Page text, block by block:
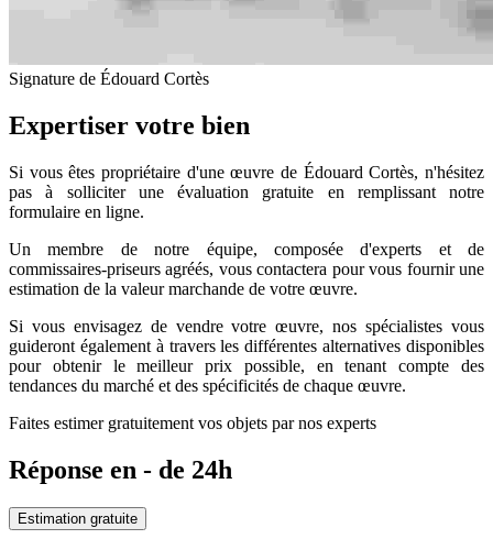
Signature de Édouard Cortès
Expertiser votre bien
Si vous êtes propriétaire d'une œuvre de Édouard Cortès, n'hésitez
pas à solliciter une évaluation gratuite en remplissant notre
formulaire en ligne.
Un membre de notre équipe, composée d'experts et de
commissaires-priseurs agréés, vous contactera pour vous fournir une
estimation de la valeur marchande de votre œuvre.
Si vous envisagez de vendre votre œuvre, nos spécialistes vous
guideront également à travers les différentes alternatives disponibles
pour obtenir le meilleur prix possible, en tenant compte des
tendances du marché et des spécificités de chaque œuvre.
Faites estimer gratuitement vos objets par nos experts
Réponse en - de 24h
Estimation gratuite